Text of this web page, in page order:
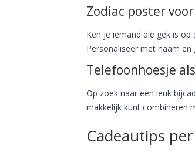
Zodiac poster
Ken je iemand die gek is
Personaliseer met naam
Telefoonhoesje
Op zoek naar een leuk
makkelijk kunt combineren
Cadeautips